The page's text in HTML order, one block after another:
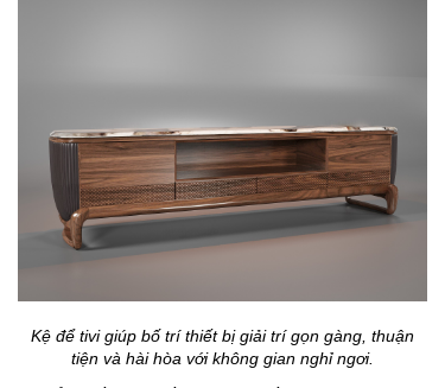
Kệ để tivi giúp bố trí thiết bị giải trí gọn gàng, thuận
tiện và hài hòa với không gian nghỉ ngơi.